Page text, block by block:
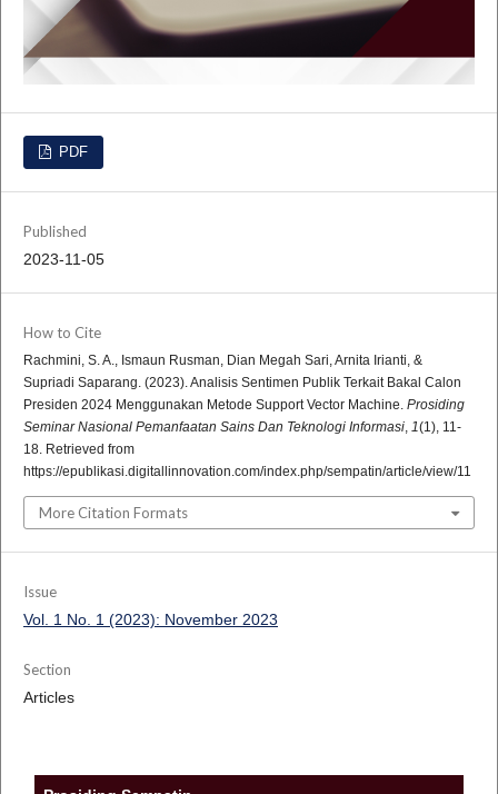
PDF
Published
2023-11-05
How to Cite
Rachmini, S. A., Ismaun Rusman, Dian Megah Sari, Arnita Irianti, &
Supriadi Saparang. (2023). Analisis Sentimen Publik Terkait Bakal Calon
Presiden 2024 Menggunakan Metode Support Vector Machine. Prosiding
Seminar Nasional Pemanfaatan Sains Dan Teknologi Informasi, 1(1), 11-
18. Retrieved from
https://epublikasi.digitallinnovation.com/index.php/sempatin/article/view/11
More Citation Formats
Issue
Vol. 1 No. 1 (2023): November 2023
Section
Articles